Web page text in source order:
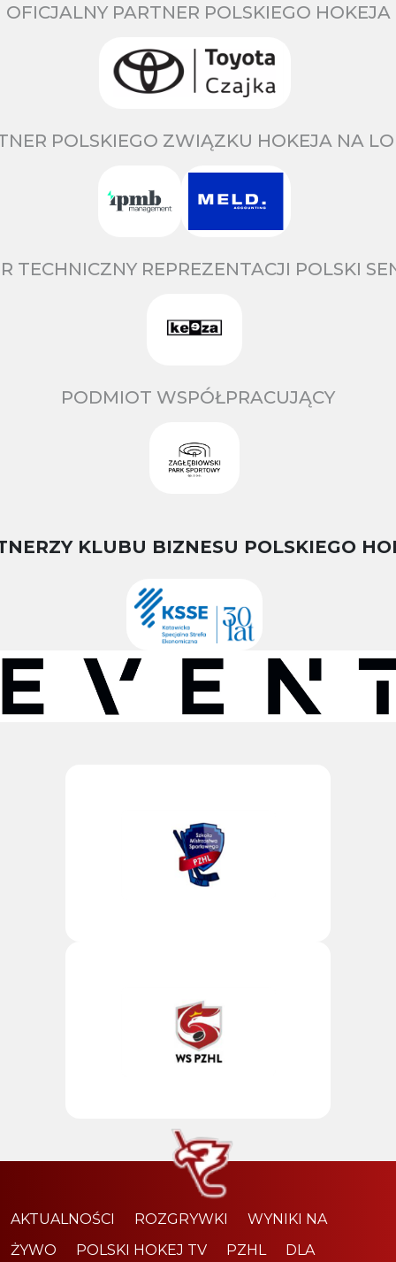
OFICJALNY PARTNER POLSKIEGO HOKEJA
POLSKIEGO ZWIĄZKU HOKEJA NA
TECHNICZNY REPREZENTACJI POLSKI
PODMIOT WSPÓŁPRACUJĄCY
KLUBU BIZNESU POLSKIEGO
AKTUALNOŚCI ROZGRYWKI
WYNIKI NA
ŻYWO
POLSKI HOKEJ TV PZHL DLA